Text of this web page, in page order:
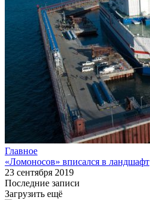
Главное
«Ломоносов» вписался в ландшафт
23 сентября 2019
Последние записи
Загрузить ещё